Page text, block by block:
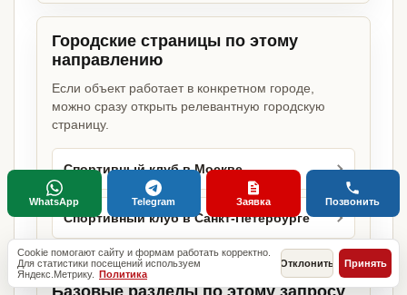
Городские страницы по этому
направлению
Если объект работает в конкретном городе,
можно сразу открыть релевантную городскую
страницу.
Спортивный клуб в Москве
Спортивный клуб в Санкт-Петербурге
Cookie помогают сайту и формам работать корректно.
Для статистики посещений используем
Яндекс.Метрику. Политика
Отклонить Принять
WhatsApp Telegram Заявка Позвонить